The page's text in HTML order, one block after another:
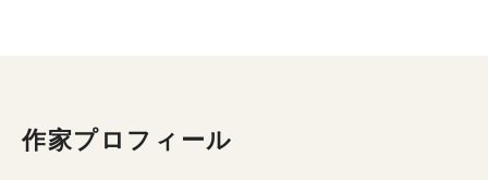
作家プロフィール